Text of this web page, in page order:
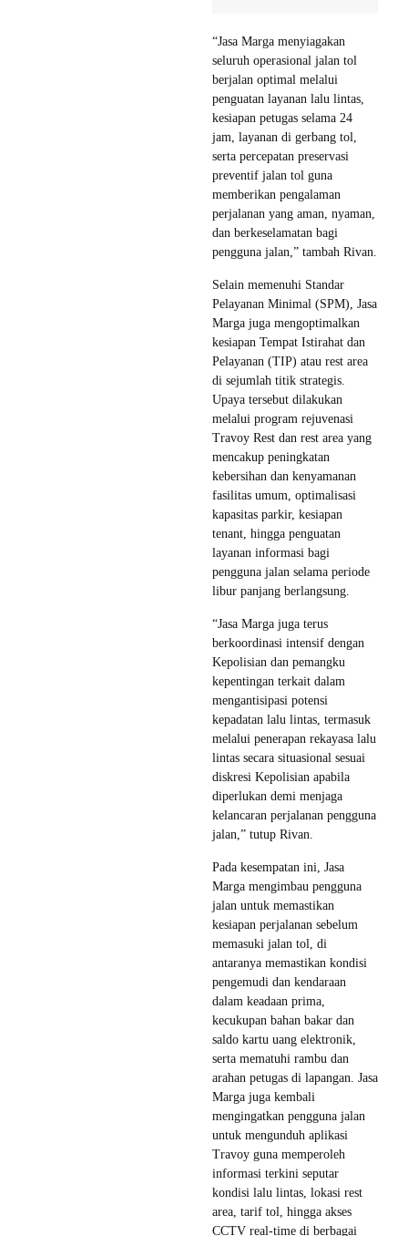
“Jasa Marga menyiagakan
seluruh operasional jalan tol
berjalan optimal melalui
penguatan layanan lalu lintas,
kesiapan petugas selama 24
jam, layanan di gerbang tol,
serta percepatan preservasi
preventif jalan tol guna
memberikan pengalaman
perjalanan yang aman, nyaman,
dan berkeselamatan bagi
pengguna jalan,” tambah Rivan.
Selain memenuhi Standar
Pelayanan Minimal (SPM), Jasa
Marga juga mengoptimalkan
kesiapan Tempat Istirahat dan
Pelayanan (TIP) atau rest area
di sejumlah titik strategis.
Upaya tersebut dilakukan
melalui program rejuvenasi
Travoy Rest dan rest area yang
mencakup peningkatan
kebersihan dan kenyamanan
fasilitas umum, optimalisasi
kapasitas parkir, kesiapan
tenant, hingga penguatan
layanan informasi bagi
pengguna jalan selama periode
libur panjang berlangsung.
“Jasa Marga juga terus
berkoordinasi intensif dengan
Kepolisian dan pemangku
kepentingan terkait dalam
mengantisipasi potensi
kepadatan lalu lintas, termasuk
melalui penerapan rekayasa lalu
lintas secara situasional sesuai
diskresi Kepolisian apabila
diperlukan demi menjaga
kelancaran perjalanan pengguna
jalan,” tutup Rivan.
Pada kesempatan ini, Jasa
Marga mengimbau pengguna
jalan untuk memastikan
kesiapan perjalanan sebelum
memasuki jalan tol, di
antaranya memastikan kondisi
pengemudi dan kendaraan
dalam keadaan prima,
kecukupan bahan bakar dan
saldo kartu uang elektronik,
serta mematuhi rambu dan
arahan petugas di lapangan. Jasa
Marga juga kembali
mengingatkan pengguna jalan
untuk mengunduh aplikasi
Travoy guna memperoleh
informasi terkini seputar
kondisi lalu lintas, lokasi rest
area, tarif tol, hingga akses
CCTV real-time di berbagai